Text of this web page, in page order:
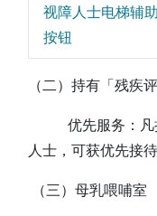
视障人士电梯辅助
按钮
（二）持有「残疾
优先服务：凡持
人士，可获优先接待
（三）母乳喂哺室